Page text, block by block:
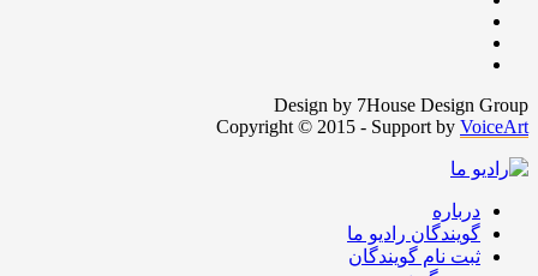
Design by 7House Design Group
Copyright © 2015 - Support by VoiceArt
درباره
گویندگان رادیو ما
ثبت نام گویندگان